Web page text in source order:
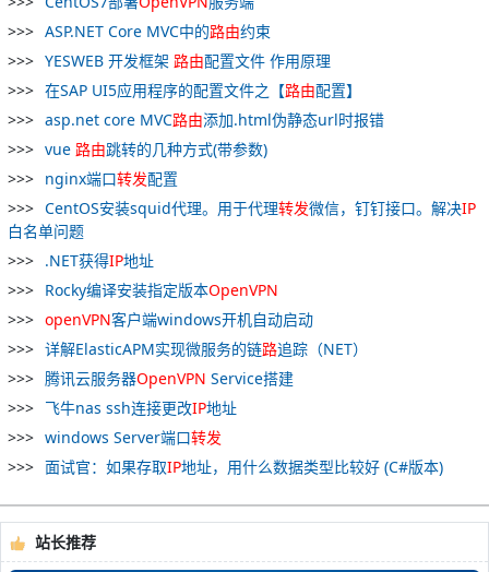
ASP.NET Core MVC中的路由约束
YESWEB 开发框架 路由配置文件 作用原理
在SAP UI5应用程序的配置文件之【路由配置】
asp.net core MVC路由添加.html伪静态url时报错
vue 路由跳转的几种方式(带参数)
nginx端口转发配置
CentOS安装squid代理。用于代理转发微信，钉钉接口。解决IP
白名单问题
.NET获得IP地址
Rocky编译安装指定版本OpenVPN
openVPN客户端windows开机自动启动
详解ElasticAPM实现微服务的链路追踪（NET）
腾讯云服务器OpenVPN Service搭建
飞牛nas ssh连接更改IP地址
windows Server端口转发
面试官：如果存取IP地址，用什么数据类型比较好 (C#版本)
站长推荐